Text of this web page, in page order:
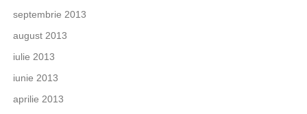
septembrie 2013
august 2013
iulie 2013
iunie 2013
aprilie 2013